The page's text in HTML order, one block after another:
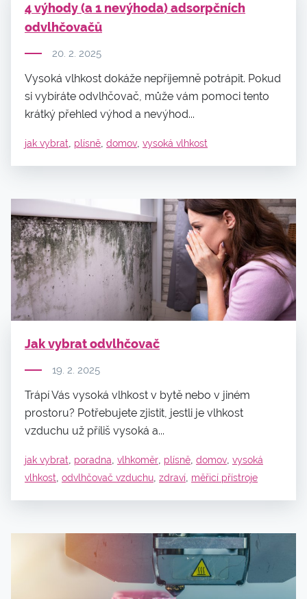
4 výhody (a 1 nevýhoda) adsorpčních
odvlhčovačů
20. 2. 2025
Vysoká vlhkost dokáže nepříjemně potrápit. Pokud
si vybíráte odvlhčovač, může vám pomoci tento
krátký přehled výhod a nevýhod...
jak vybrat, plísně, domov, vysoká vlhkost
Jak vybrat odvlhčovač
19. 2. 2025
Trápí Vás vysoká vlhkost v bytě nebo v jiném
prostoru? Potřebujete zjistit, jestli je vlhkost
vzduchu už příliš vysoká a...
jak vybrat, poradna, vlhkoměr, plísně, domov, vysoká
vlhkost, odvlhčovač vzduchu, zdraví, měřicí přístroje